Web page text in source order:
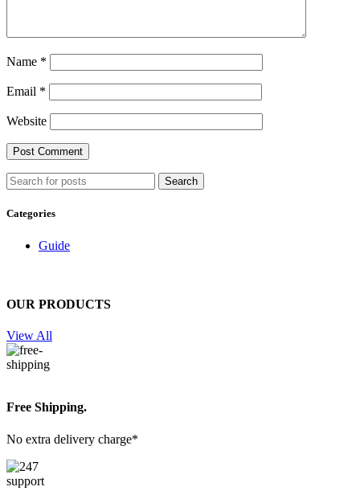
Name *
Email *
Website
Search
Categories
Guide
OUR PRODUCTS
View All
Free Shipping.
No extra delivery charge*